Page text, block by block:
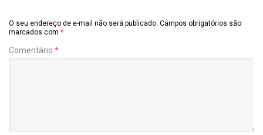
O seu endereço de e-mail não será publicado. Campos obrigatórios são
marcados com *
Comentário *